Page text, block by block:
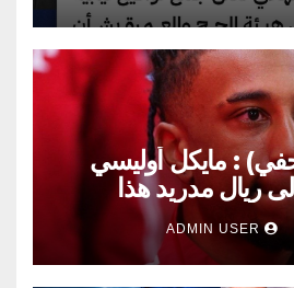
: مايكل أوليسي
ريال مدريد هذا
ADMIN USER